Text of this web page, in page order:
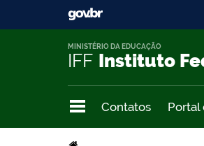
IFF Instituto
MINISTÉRIO DA EDUCAÇÃO
Contatos Portal